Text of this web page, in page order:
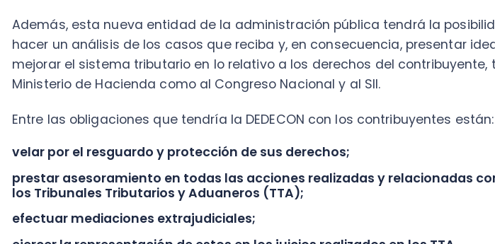
velar por el resguardo y protección de sus derechos;
prestar asesoramiento en todas las acciones realizadas y relacionadas con el SII y
los Tribunales Tributarios y Aduaneros (TTA);
efectuar mediaciones extrajudiciales;